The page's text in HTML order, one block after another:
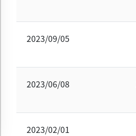
2023/09/05
2023/06/08
2023/02/01